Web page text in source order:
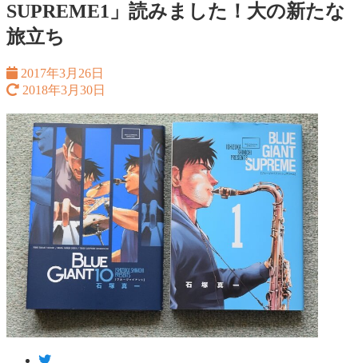
SUPREME1」読みました！大の新たな
旅立ち
2017年3月26日
2018年3月30日